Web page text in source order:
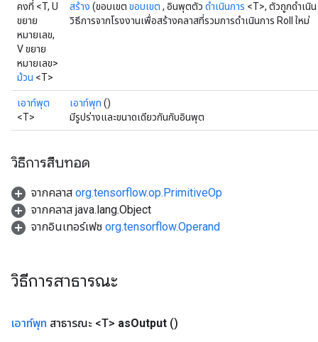
คงที่ <T, U
ขยาย
หมายเลข,
V ขยาย
หมายเลข>
ม้วน <T>
สร้าง (ขอบเขต ขอบเขต , อินพุตตัว ดำเนินการ <T>, ตัวถูกดำเนิน
วิธีการจากโรงงานเพื่อสร้างคลาสที่รวมการดำเนินการ Roll ใหม่
เอาท์พุต
<T>
เอาท์พุท ()
มีรูปร่างและขนาดเดียวกันกับอินพุต
วิธีการสืบทอด
จากคลาส org.tensorflow.op.PrimitiveOp
จากคลาส java.lang.Object
จากอินเทอร์เฟซ org.tensorflow.Operand
วิธีการสาธารณะ
เอาท์พุท สาธารณะ <T> asOutput ()